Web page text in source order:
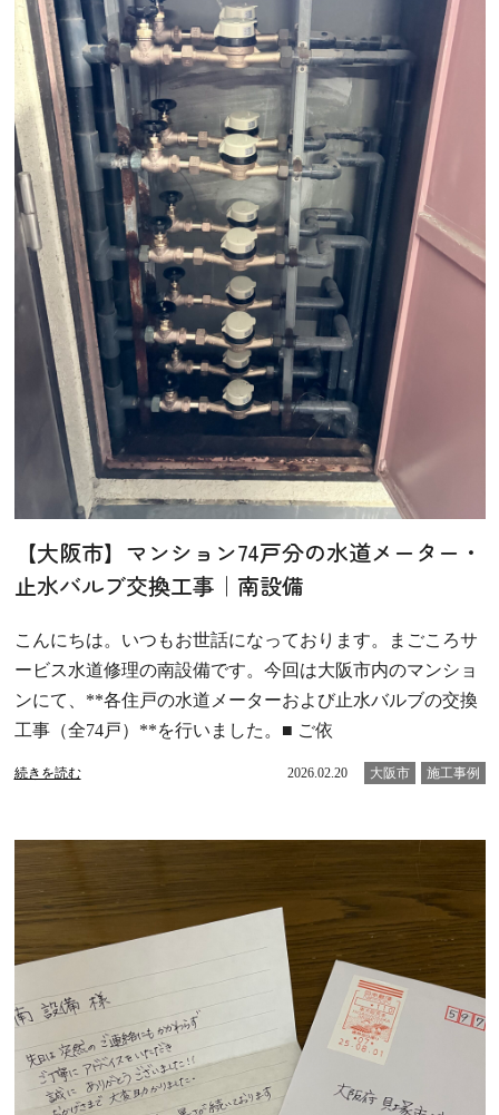
【大阪市】マンション74戸分の水道メーター・
止水バルブ交換工事｜南設備
こんにちは。いつもお世話になっております。まごころサ
ービス水道修理の南設備です。今回は大阪市内のマンショ
ンにて、**各住戸の水道メーターおよび止水バルブの交換
工事（全74戸）**を行いました。■ ご依
続きを読む 2026.02.20 大阪市 施工事例